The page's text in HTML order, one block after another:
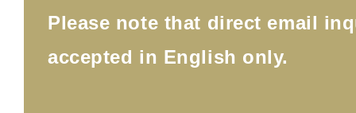
Please note that direct email
accepted in English only.